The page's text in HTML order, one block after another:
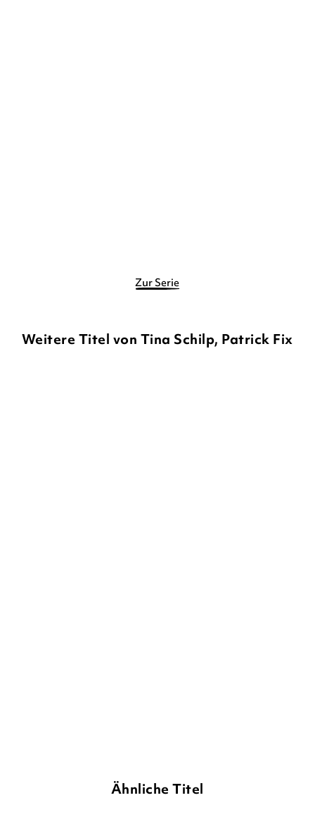
Zur Serie
Weitere Titel von Tina Schilp, Patrick Fix
Ähnliche Titel